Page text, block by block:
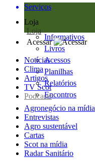
Serviços
Loja
Loja
Informativos
Livros
Acessos
Planilhas
Relatórios
Encontros
Acessar
Notícias
Clima
Artigos
TV Scot
Podcasts
Agronegócio na mídia
Entrevistas
Agro sustentável
Cartas
Scot na mídia
Radar Sanitário